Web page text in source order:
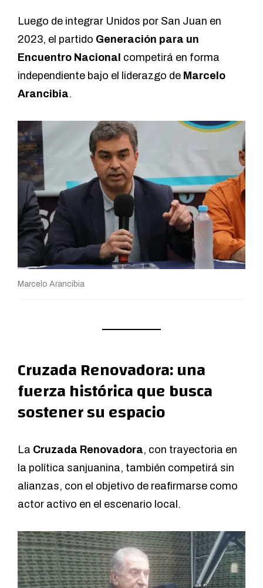
Luego de integrar Unidos por San Juan en
2023, el partido Generación para un
Encuentro Nacional competirá en forma
independiente bajo el liderazgo de Marcelo
Arancibia.
Marcelo Arancibia
Cruzada Renovadora: una
fuerza histórica que busca
sostener su espacio
La Cruzada Renovadora, con trayectoria en
la política sanjuanina, también competirá sin
alianzas, con el objetivo de reafirmarse como
actor activo en el escenario local.